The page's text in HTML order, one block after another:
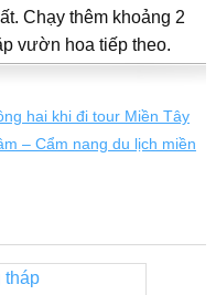
Chạy thêm khoảng 2
vườn hoa tiếp theo.
hai khi đi tour Miền Tây
– Cẩm nang du lịch miền